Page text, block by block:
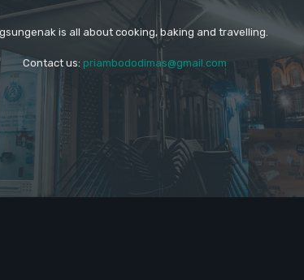
is all about cooking, baking and travelling.
Contact us: priambododimas@gmail.com